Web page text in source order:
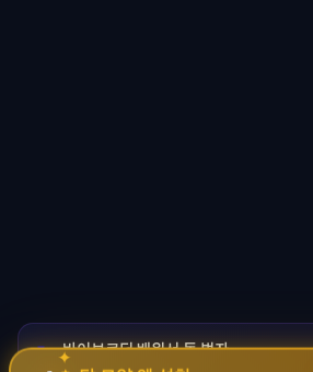
🚀바이브코딩 배워서 돈 벌자
코딩 몰라도 AI로 자동화 수익 시스템 구축 · 무료
✦